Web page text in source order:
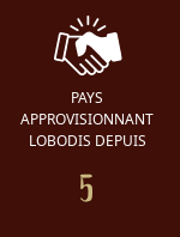
PAYS
APPROVISIONNANT
LOBODIS DEPUIS
5